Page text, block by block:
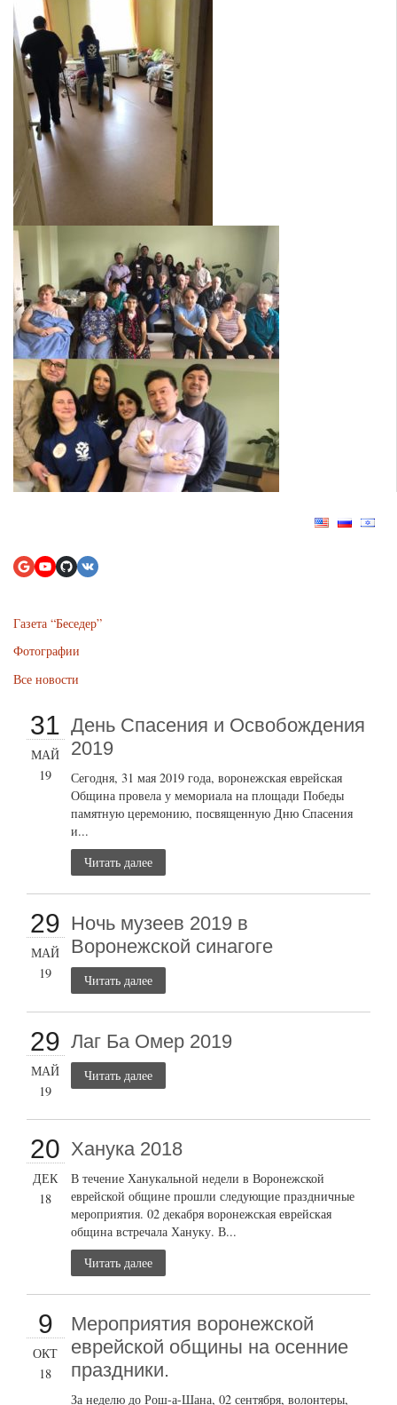
Газета “Беседер”
Фотографии
Все новости
31
МАЙ
19
День Спасения и Освобождения
2019
Сегодня, 31 мая 2019 года, воронежская еврейская
Община провела у мемориала на площади Победы
памятную церемонию, посвященную Дню Спасения
и...
Читать далее
29
МАЙ
19
Ночь музеев 2019 в
Воронежской синагоге
Читать далее
29
МАЙ
19
Лаг Ба Омер 2019
Читать далее
20
ДЕК
18
Ханука 2018
В течение Ханукальной недели в Воронежской
еврейской общине прошли следующие праздничные
мероприятия. 02 декабря воронежская еврейская
община встречала Хануку. В...
Читать далее
9
ОКТ
18
Мероприятия воронежской
еврейской общины на осенние
праздники.
За неделю до Рош-а-Шана, 02 сентября, волонтеры,